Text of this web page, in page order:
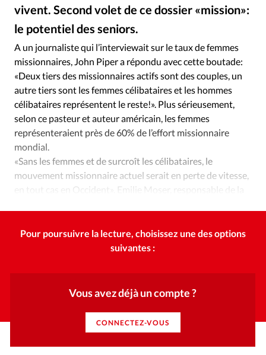
RUBRIQUES
Tous les articles
Actualité chrétienne
Actualité internationale
Chronique
Culture
Dossier
Eglises Foi Génération réveil
Monde
Opinions
Publireportage
Relations Aujourd'hui
Société
Tour du monde des Eglises
Trait d'Ixène
Vécu
Vie Intérieure
vivent. Second volet de ce dossier «mission»:
le potentiel des seniors.
A un journaliste qui l’interviewait sur le taux de femmes
missionnaires, John Piper a répondu avec cette boutade:
«Deux tiers des missionnaires actifs sont des couples, un
autre tiers sont les femmes célibataires et les hommes
célibataires représentent le reste!». Plus sérieusement,
selon ce pasteur et auteur américain, les femmes
représenteraient près de 60% de l’effort missionnaire
mondial.
«Sans les femmes et de surcroît les célibataires, le
mouvement missionnaire actuel serait en perte de vitesse,
en tout cas en Occident». Emilie Moser, responsable de la
Pour poursuivre la lecture, choisissez une des options
suivantes :
Vous avez déjà un compte ?
CONNECTEZ-VOUS